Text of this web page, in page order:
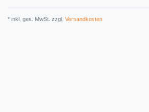
* inkl. ges. MwSt. zzgl. Versandkosten